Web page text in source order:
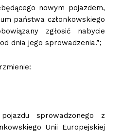
nowym pojazdem,
państwa członkowskiego
zgłosić nabycie
dnia jego sprowadzenia.”;
sprowadzonego z
Unii Europejskiej